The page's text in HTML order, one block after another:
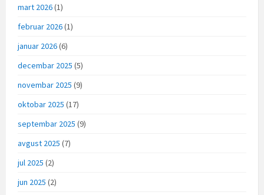
mart 2026(1)
februar 2026(1)
januar 2026(6)
decembar 2025 (5)
novembar 2025 (9)
oktobar 2025 (17)
septembar 2025 (9)
avgust 2025 (7)
jul 2025 (2)
jun 2025 (2)